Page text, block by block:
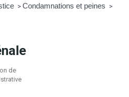
> Condamnations et peines >
de